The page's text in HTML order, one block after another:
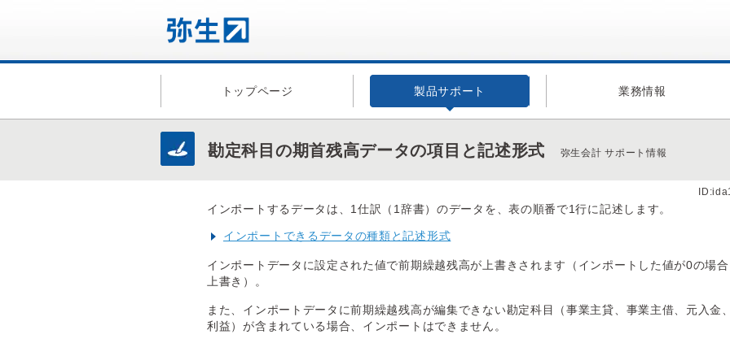
トップページ 製品サポート 業務情報
勘定科目の期首残高データの項目と記述形式 弥生会計 サポート情報
インポートするデータは、1仕訳（1辞書）のデータを、表の順番で1行に記述します。
インポートできるデータの種類と記述形式
インポートデータに設定された値で前期繰越残高が上書きされます（インポートした値が0の場
上書き）。
また、インポートデータに前期繰越残高が編集できない勘定科目（事業主貸、事業主借、元入金
利益）が含まれている場合、インポートはできません。